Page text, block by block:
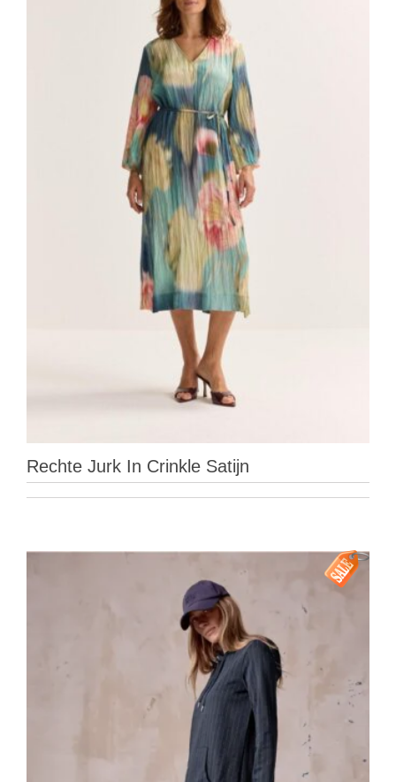
Rechte Jurk In Crinkle Satijn